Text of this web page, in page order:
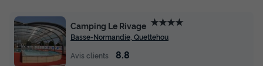
Camping Le Rivage ★★★★
Basse-Normandie, Quettehou
Avis clients
8.8